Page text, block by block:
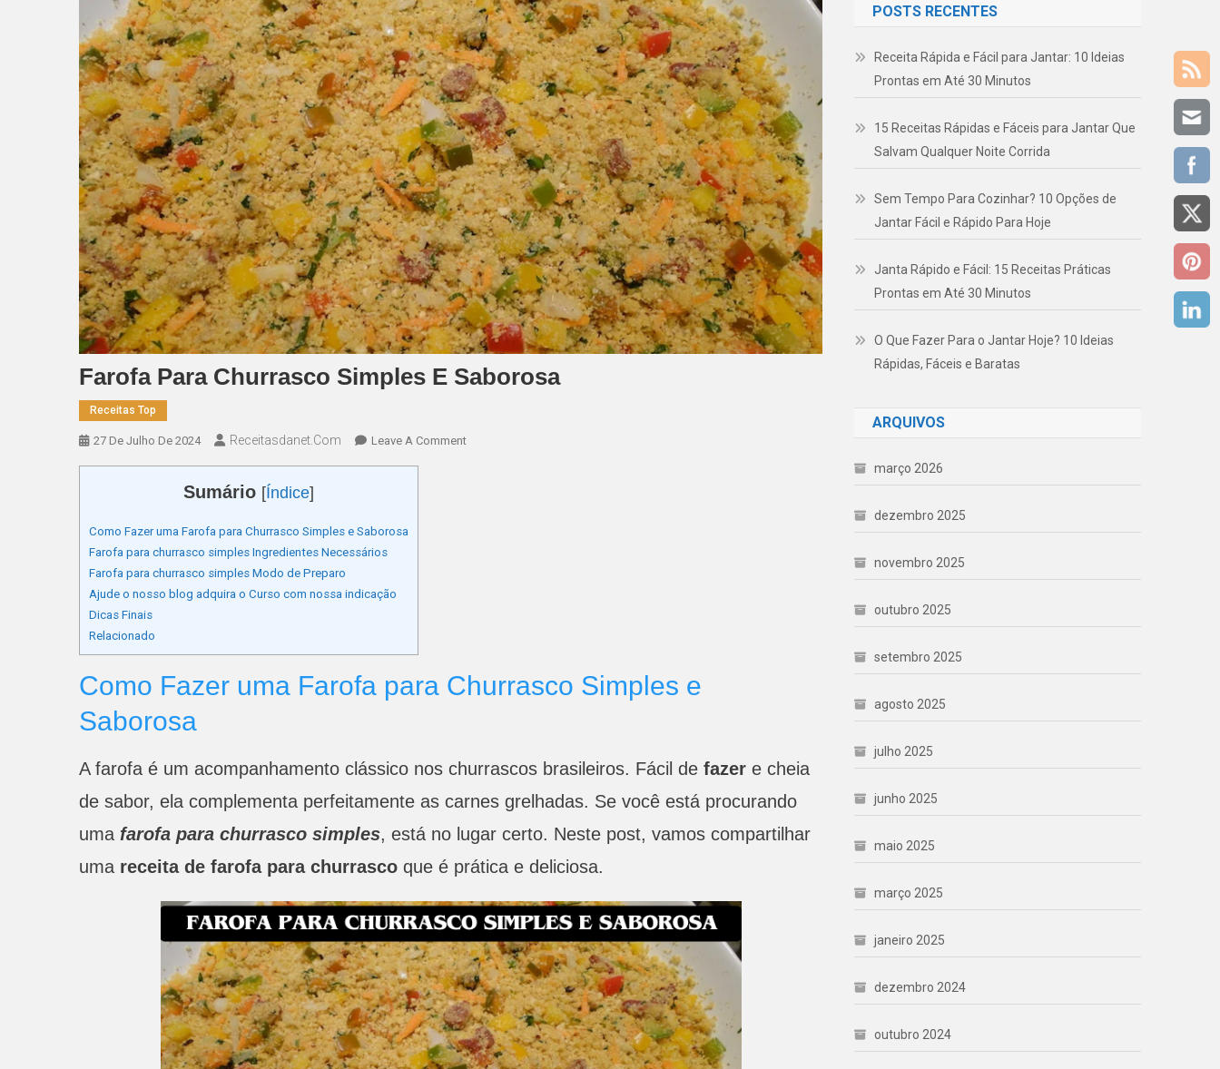
Farofa Para Churrasco Simples E Saborosa
Receitas Top
27 De Julho De 2024 Receitasdanet.com Leave A CommentOn
Sumário [Índice]
Como Fazer uma Farofa para Churrasco Simples e Saborosa
Farofa para churrasco simples Ingredientes Necessários
Farofa para churrasco simples Modo de Preparo
Ajude o nosso blog adquira o Curso com nossa indicação
Dicas Finais
Relacionado
Como Fazer uma Farofa para Churrasco Simples e
Saborosa
A farofa é um acompanhamento clássico nos churrascos brasileiros. Fácil de fazer e cheia
de sabor, ela complementa perfeitamente as carnes grelhadas. Se você está procurando
uma farofa para churrasco simples, está no lugar certo. Neste post, vamos compartilhar
uma receita de farofa para churrasco que é prática e deliciosa.
POSTS RECENTES
Receita Rápida e Fácil para Jantar: 10 Ideias
Prontas em Até 30 Minutos
15 Receitas Rápidas e Fáceis para Jantar Que
Salvam Qualquer Noite Corrida
Sem Tempo Para Cozinhar? 10 Opções de
Jantar Fácil e Rápido Para Hoje
Janta Rápido e Fácil: 15 Receitas Práticas
Prontas em Até 30 Minutos
O Que Fazer Para o Jantar Hoje? 10 Ideias
Rápidas, Fáceis e Baratas
ARQUIVOS
março 2026
dezembro 2025
novembro 2025
outubro 2025
setembro 2025
agosto 2025
julho 2025
junho 2025
maio 2025
março 2025
janeiro 2025
dezembro 2024
outubro 2024